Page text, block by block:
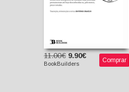
11.00€ 9.90€
BookBuilders Comprar